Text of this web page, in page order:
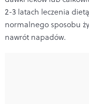
2-3 latach leczenia
normalnego sposobu
nawrót napadów.